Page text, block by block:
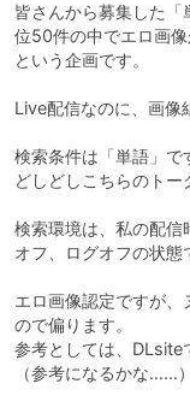
皆さんから募集した
位50件の中でエロ画像
という企画です。
Live配信なのに、画像
検索条件は「単語」で
どしどしこちらのトー
検索環境は、私の配
オフ、ログオフの状態
エロ画像認定ですが
ので偏ります。
参考としては、DLsite
（参考になるかな……）